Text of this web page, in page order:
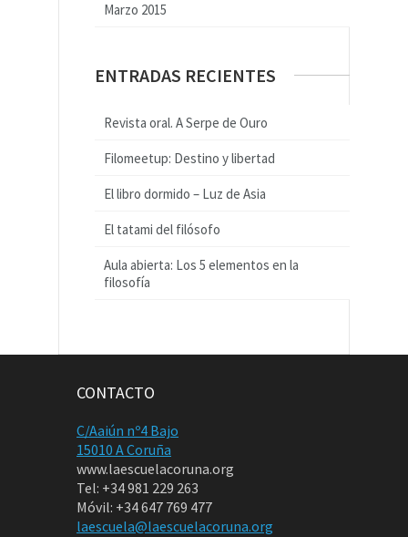
Marzo 2015
ENTRADAS RECIENTES
Revista oral. A Serpe de Ouro
Filomeetup: Destino y libertad
El libro dormido – Luz de Asia
El tatami del filósofo
Aula abierta: Los 5 elementos en la
filosofía
CONTACTO
C/Aaiún nº4 Bajo
15010 A Coruña
www.laescuelacoruna.org
Tel: +34 981 229 263
Móvil: +34 647 769 477
laescuela@laescuelacoruna.org